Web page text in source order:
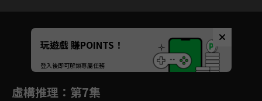
Unmute
如有不便請見諒
玩遊戲 賺POINTS！
登入後即可解鎖專屬任務
虛構推理 ：第7集